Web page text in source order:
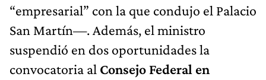
“empresarial” con la que condujo el Palacio
San Martín—. Además, el ministro
suspendió en dos oportunidades la
convocatoria al Consejo Federal en